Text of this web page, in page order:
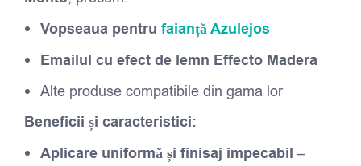
Vopseaua pentru faianță Azulejos
Emailul cu efect de lemn Effecto Madera
Alte produse compatibile din gama lor
Beneficii și caracteristici:
Aplicare uniformă și finisaj impecabil –